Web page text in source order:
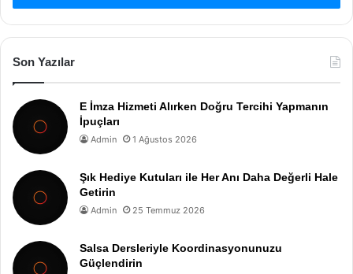
Son Yazılar
E İmza Hizmeti Alırken Doğru Tercihi Yapmanın
İpuçları
Admin 1 Ağustos 2026
Şık Hediye Kutuları ile Her Anı Daha Değerli Hale
Getirin
Admin 25 Temmuz 2026
Salsa Dersleriyle Koordinasyonunuzu
Güçlendirin